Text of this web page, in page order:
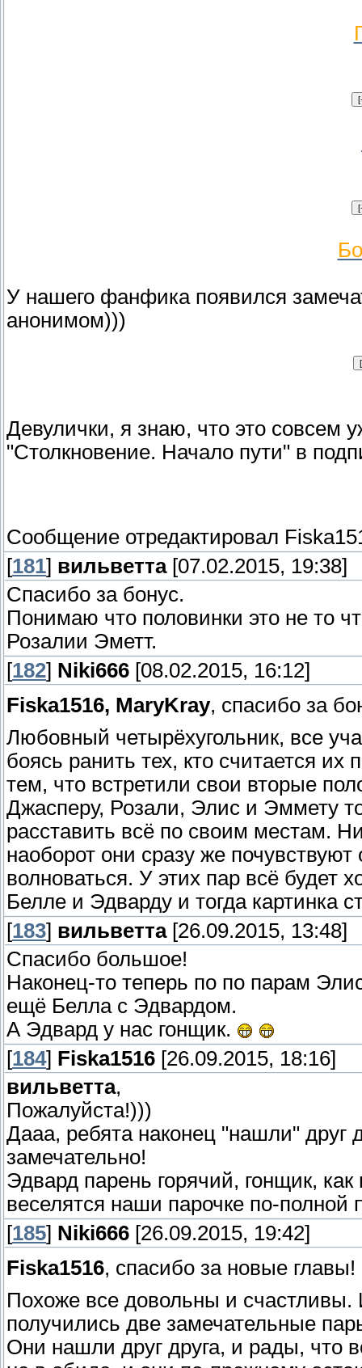
У нашего фанфика появился
анонимом)))
Девулички, я знаю, что это совсем
"Столкновение. Начало пути" в
Сообщение отредактировал
[181] вильветта[07.02.2015, 19:38]
Спасибо за бонус.
Понимаю что половинки это не то
Розалии Эметт.
[182] Niki666 [08.02.2015, 16:12]
Fiska1516, MaryKray, спасибо за
Любовный четырёхугольник, все
боясь ранить тех, кто считается
тем, что встретили свои вторые
Джасперу, Розали, Элис и Эммету
расставить всё по своим местам.
наоборот они сразу же почувствуют
волноваться. У этих пар всё будет
Белле и Эдварду и тогда картинка
[183] вильветта[26.09.2015, 13:48]
Спасибо большое!
Наконец-то теперь по по парам
ещё Белла с Эдвардом.
А Эдвард у нас гонщик.
[184] Fiska1516 [26.09.2015, 18:16]
вильветта,
Пожалуйста!)))
Дааа, ребята наконец "нашли" друг
замечательно!
Эдвард парень горячий, гонщик,
веселятся наши парочке по-полной
[185] Niki666 [26.09.2015, 19:42]
Fiska1516, спасибо за новые главы!
Похоже все довольны и
получились две замечательные
Они нашли друг друга, и рады, что